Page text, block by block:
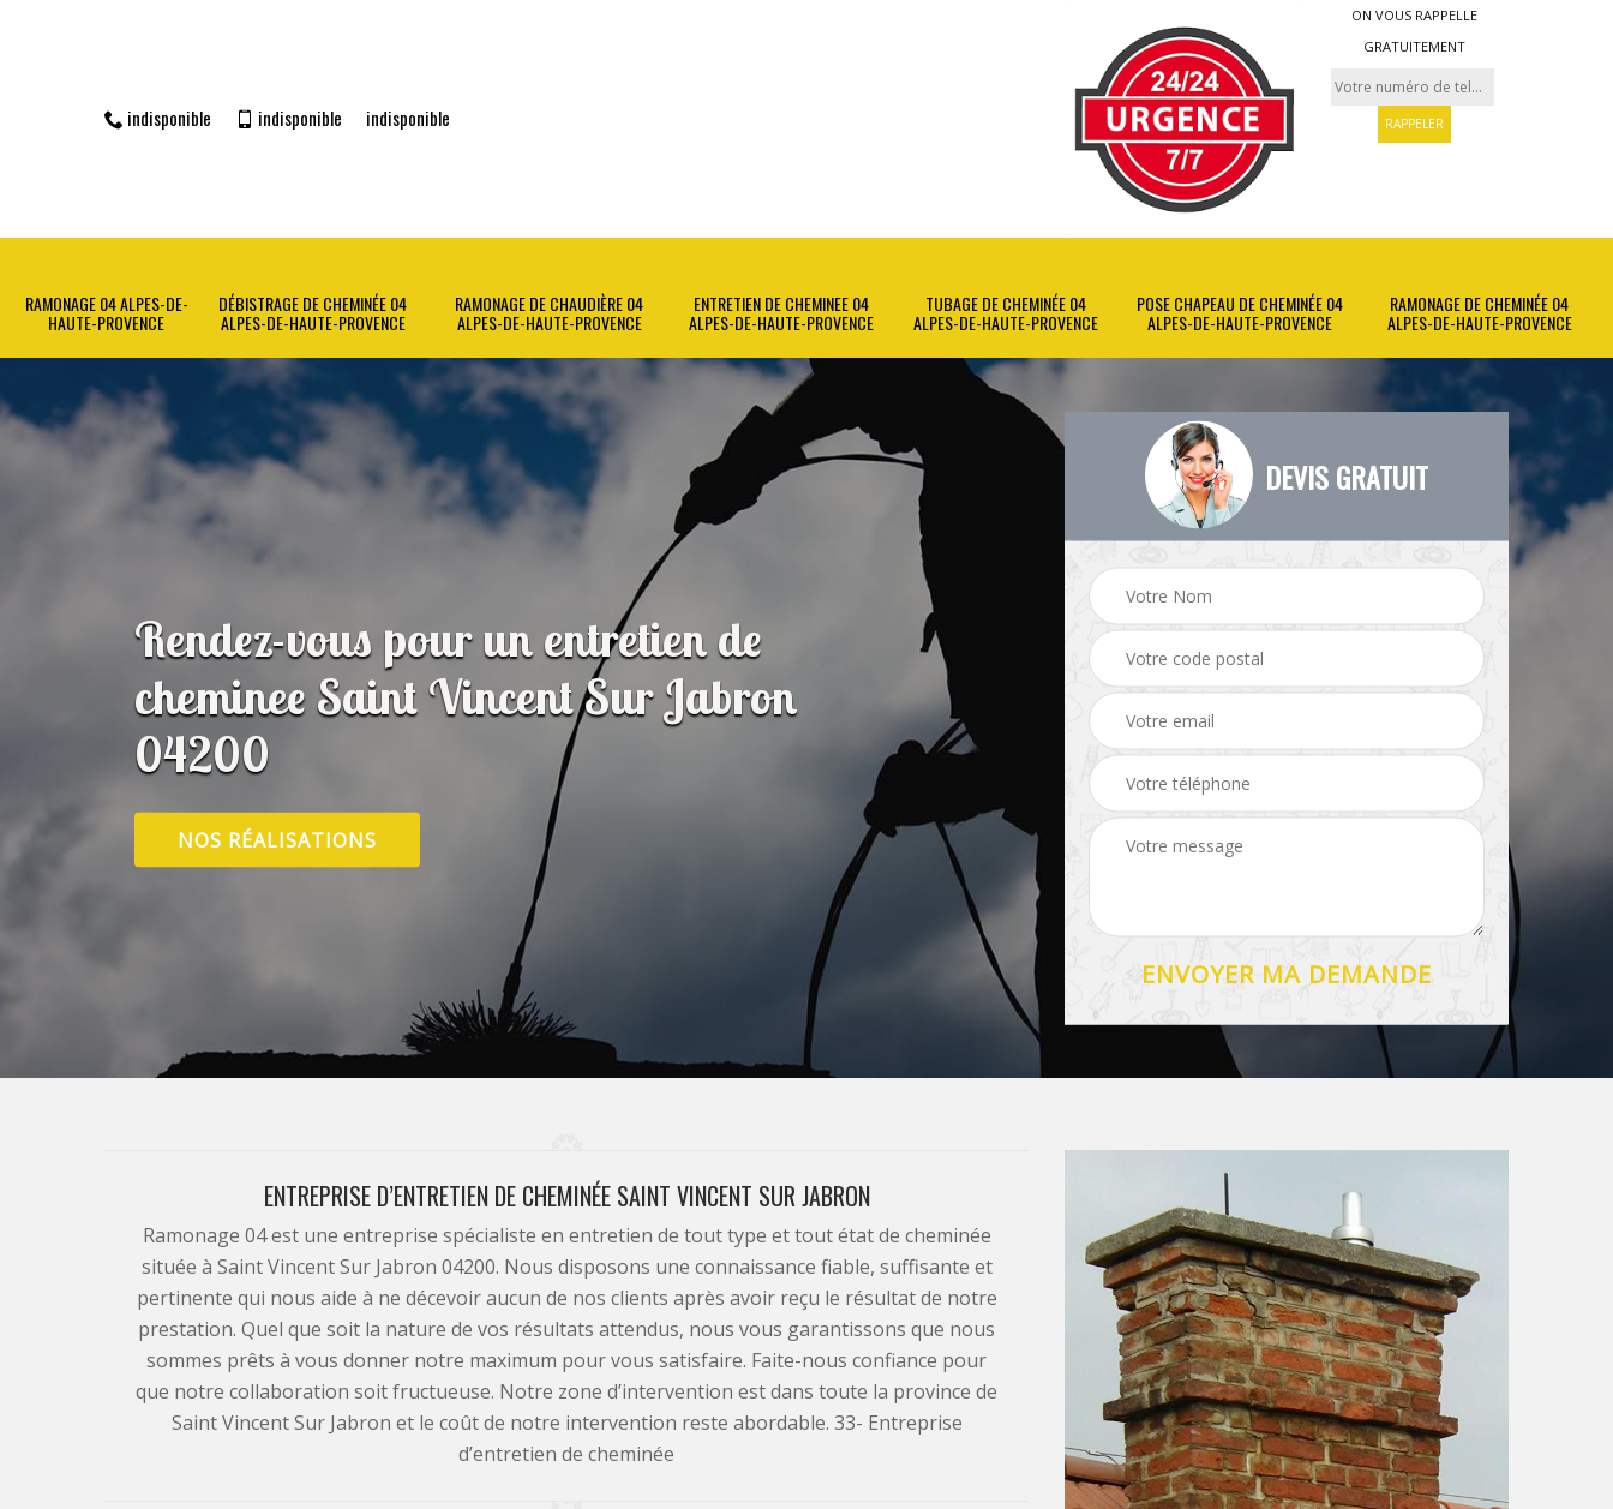
indisponible indisponible indisponible
ON VOUS RAPPELLE
GRATUITEMENT
RAMONAGE 04 ALPES-DE-
HAUTE-PROVENCE
DÉBISTRAGE DE CHEMINÉE 04
ALPES-DE-HAUTE-PROVENCE
RAMONAGE DE CHAUDIÈRE 04
ALPES-DE-HAUTE-PROVENCE
ENTRETIEN DE CHEMINEE 04
ALPES-DE-HAUTE-PROVENCE
TUBAGE DE CHEMINÉE 04
ALPES-DE-HAUTE-PROVENCE
POSE CHAPEAU DE CHEMINÉE 04
ALPES-DE-HAUTE-PROVENCE
RAMONAGE DE CHEMINÉE 04
ALPES-DE-HAUTE-PROVENCE
Rendez-vous pour un entretien de
cheminee Saint Vincent Sur Jabron
04200
NOS RÉALISATIONS
DEVIS GRATUIT
ENTREPRISE D’ENTRETIEN DE CHEMINÉE SAINT VINCENT SUR JABRON
Ramonage 04 est une entreprise spécialiste en entretien de tout type et tout état de cheminée
située à Saint Vincent Sur Jabron 04200. Nous disposons une connaissance fiable, suffisante et
pertinente qui nous aide à ne décevoir aucun de nos clients après avoir reçu le résultat de notre
prestation. Quel que soit la nature de vos résultats attendus, nous vous garantissons que nous
sommes prêts à vous donner notre maximum pour vous satisfaire. Faite-nous confiance pour
que notre collaboration soit fructueuse. Notre zone d’intervention est dans toute la province de
Saint Vincent Sur Jabron et le coût de notre intervention reste abordable. 33- Entreprise
d’entretien de cheminée